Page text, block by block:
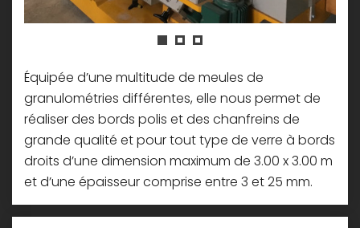
Équipée d’une multitude de meules de
granulométries différentes, elle nous permet de
réaliser des bords polis et des chanfreins de
grande qualité et pour tout type de verre à bords
droits d’une dimension maximum de 3.00 x 3.00 m
et d’une épaisseur comprise entre 3 et 25 mm.